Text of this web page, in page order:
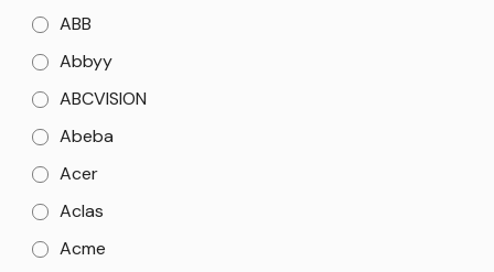
ABB
Abbyy
ABCVISION
Abeba
Acer
Aclas
Acme